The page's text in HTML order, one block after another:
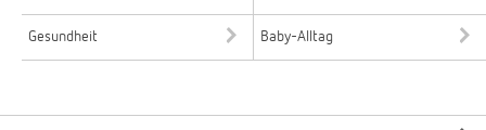
Gesundheit Baby-Alltag